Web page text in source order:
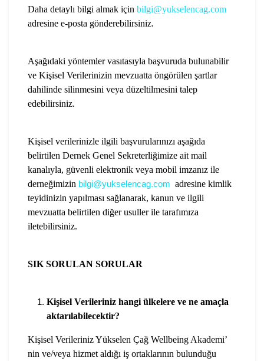
Daha detaylı bilgi almak için bilgi@yukselencag.com
adresine e-posta gönderebilirsiniz.
Aşağıdaki yöntemler vasıtasıyla başvuruda bulunabilir
ve Kişisel Verilerinizin mevzuatta öngörülen şartlar
dahilinde silinmesini veya düzeltilmesini talep
edebilirsiniz.
Kişisel verilerinizle ilgili başvurularınızı aşağıda
belirtilen Dernek Genel Sekreterliğimize ait mail
kanalıyla, güvenli elektronik veya mobil imzanız ile
derneğimizin bilgi@yukselencag.com adresine kimlik
teyidinizin yapılması sağlanarak, kanun ve ilgili
mevzuatta belirtilen diğer usuller ile tarafımıza
iletebilirsiniz.
SIK SORULAN SORULAR
Kişisel Verileriniz hangi ülkelere ve ne amaçla
aktarılabilecektir?
Kişisel Verileriniz Yükselen Çağ Wellbeing Akademi’
nin ve/veya hizmet aldığı iş ortaklarının bulunduğu